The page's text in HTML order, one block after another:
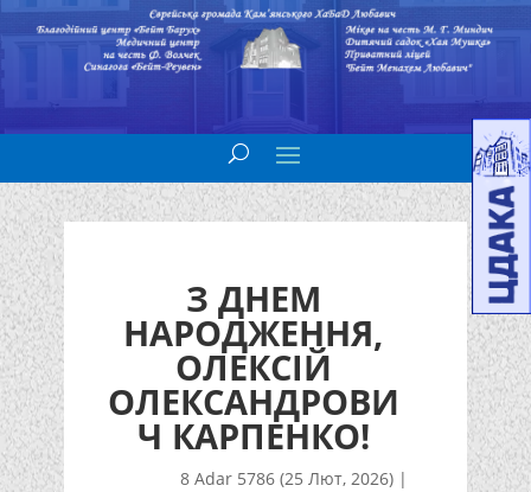
З ДНЕМ
НАРОДЖЕННЯ,
ОЛЕКСІЙ
ОЛЕКСАНДРОВИ
Ч КАРПЕНКО!
8 Adar 5786 (25 Лют, 2026) |